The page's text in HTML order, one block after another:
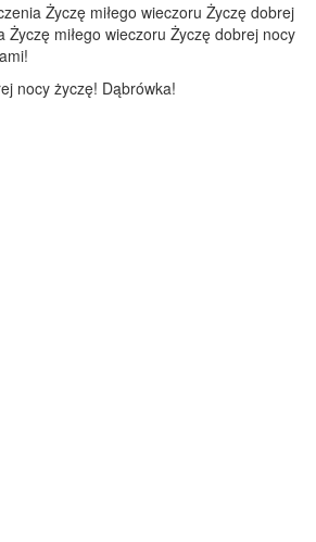
Życzę miłego wieczoru Życzę dobrej
Życzę miłego wieczoru Życzę dobrej nocy
nocy życzę! Dąbrówka!